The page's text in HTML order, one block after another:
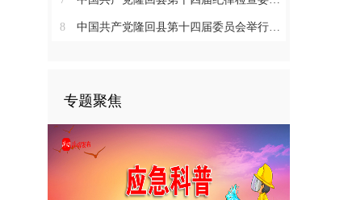
8 中国共产党隆回县第十四届委员会举行第一次全体会议
专题聚焦